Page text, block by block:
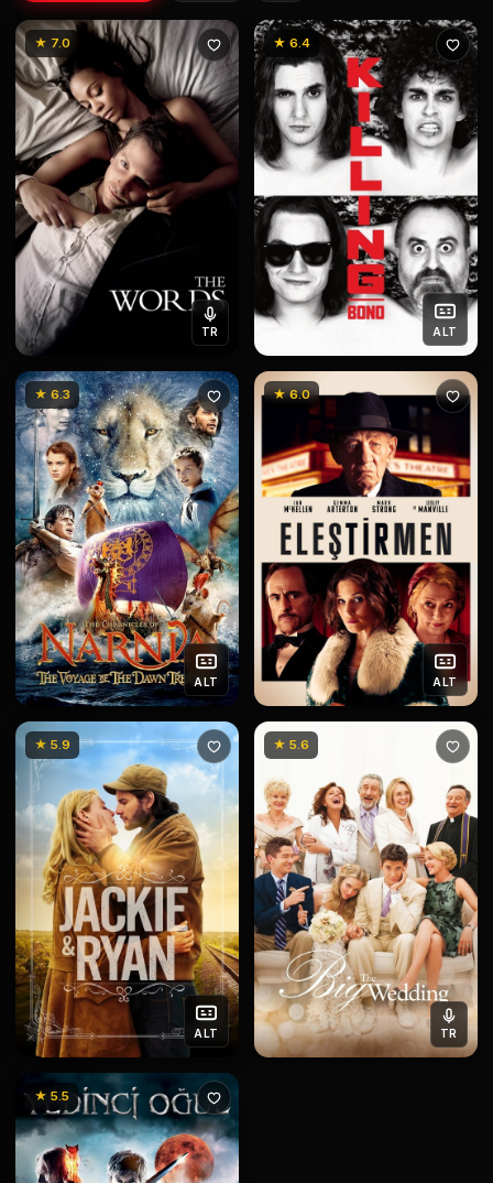
★ 7.0
TR
★ 6.4
ALT
★ 6.3
ALT
★ 6.0
ALT
★ 5.9
ALT
★ 5.6
TR
★ 5.5